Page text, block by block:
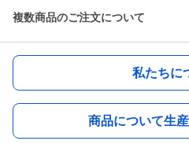
複数商品のご注文について
私たちに
商品について生